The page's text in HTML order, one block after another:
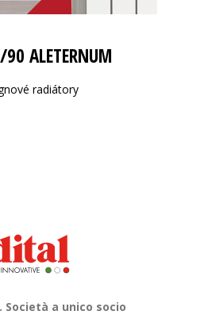
90 ALETERNUM
radiátory
Società a unico socio